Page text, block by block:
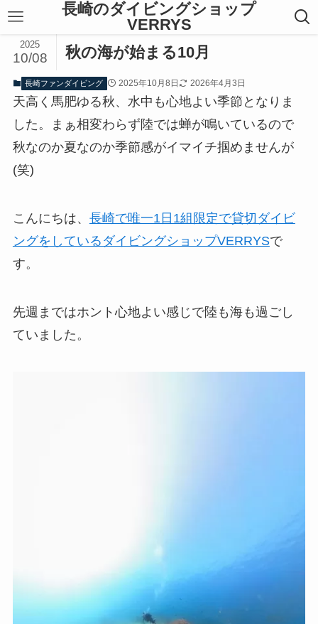
長崎のダイビングショップ
VERRYS
秋の海が始まる10月
2025
10/08
長崎ファンダイビング 2025年10月8日 2026年4月3日
天高く馬肥ゆる秋、水中も心地よい季節となりま
した。まぁ相変わらず陸では蝉が鳴いているので
秋なのか夏なのか季節感がイマイチ掴めませんが
(笑)
こんにちは、 長崎で唯一1日1組限定で貸切ダイビ
ングをしているダイビングショップVERRYSで
す。
先週まではホント心地よい感じで陸も海も過ごし
ていました。